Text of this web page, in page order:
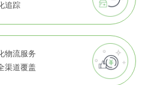
追踪
物流服务
渠道覆盖